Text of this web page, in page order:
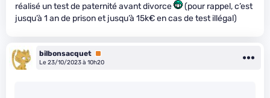
réalisé un test de paternité avant divorce
(pour rappel, c’est
jusqu’à 1 an de prison et jusqu’à 15k€ en cas de test illégal)
bilbonsacquet Premium
Le 23/10/2023 à 10h20